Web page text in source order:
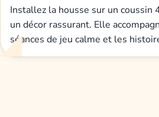
Installez la housse sur un coussin
un décor rassurant. Elle
séances de jeu calme et les